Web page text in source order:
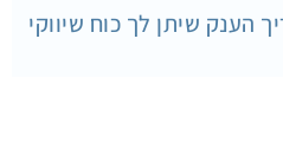
הענק שיתן לך כוח שיווקי